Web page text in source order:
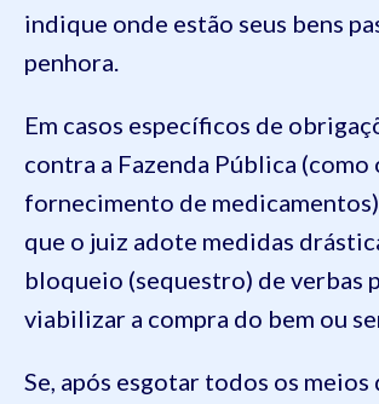
indique onde estão seus bens
penhora.
Em casos específicos de
contra a Fazenda Pública (como
fornecimento de
que o juiz adote medidas
bloqueio (sequestro) de verbas
viabilizar a compra do bem ou
Se, após esgotar todos os meios